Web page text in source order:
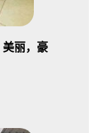
丽，豪